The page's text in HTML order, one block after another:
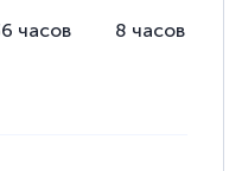
онлайн, мне
все детали.
литературы,
часов 8 часов